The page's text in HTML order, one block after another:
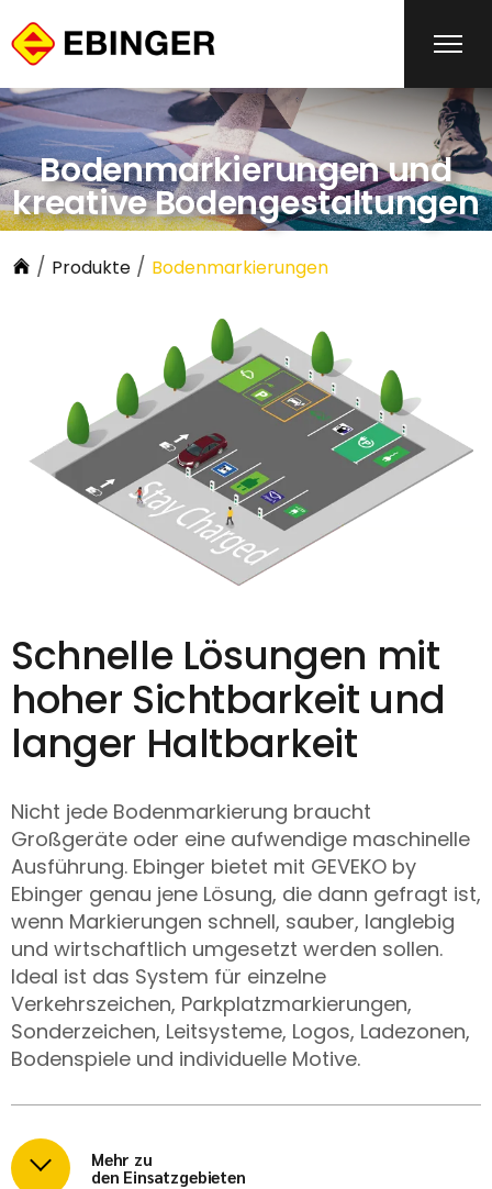
Bodenmarkierungen und
kreative Bodengestaltungen
/ Produkte / Bodenmarkierungen
Schnelle Lösungen mit
hoher Sichtbarkeit und
langer Haltbarkeit
Nicht jede Bodenmarkierung braucht
Großgeräte oder eine aufwendige maschinelle
Ausführung. Ebinger bietet mit GEVEKO by
Ebinger genau jene Lösung, die dann gefragt ist,
wenn Markierungen schnell, sauber, langlebig
und wirtschaftlich umgesetzt werden sollen.
Ideal ist das System für einzelne
Verkehrszeichen, Parkplatzmarkierungen,
Sonderzeichen, Leitsysteme, Logos, Ladezonen,
Bodenspiele und individuelle Motive.
Mehr zu
den Einsatzgebieten